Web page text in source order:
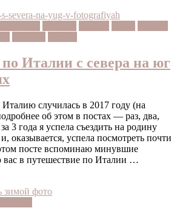
Италии с севера на юг
случилась в 2017 году (на
об этом в постах — раз, два,
3 года я успела съездить на родину
оказывается, успела посмотреть почти
посте вспоминаю минувшие
вас в путешествие по Италии …